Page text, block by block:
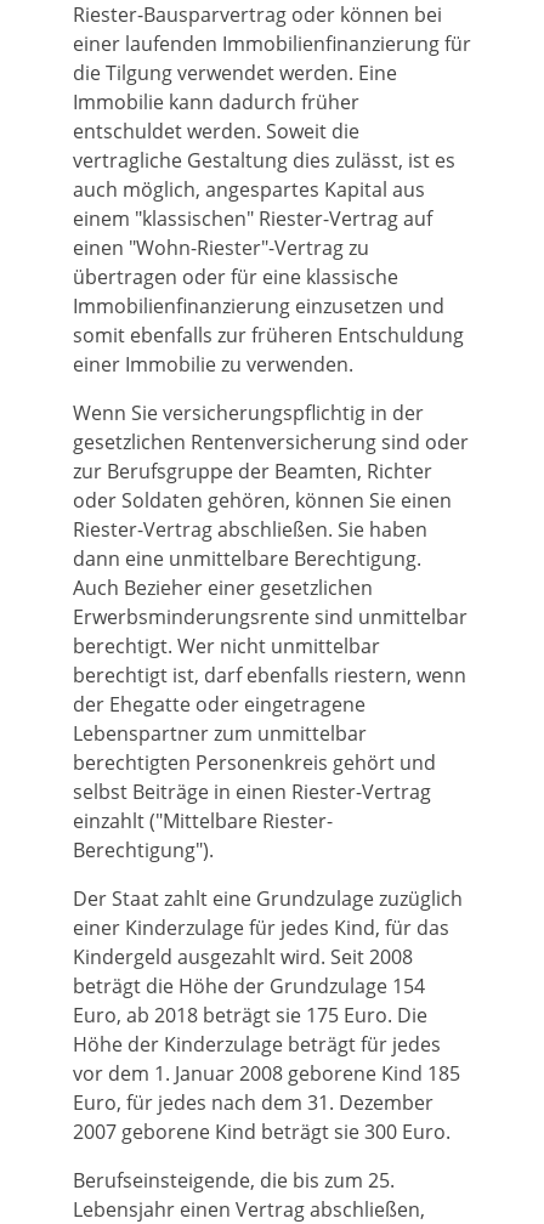
Riester-Bausparvertrag oder können bei
einer laufenden Immobilienfinanzierung für
die Tilgung verwendet werden. Eine
Immobilie kann dadurch früher
entschuldet werden. Soweit die
vertragliche Gestaltung dies zulässt, ist es
auch möglich, angespartes Kapital aus
einem "klassischen" Riester-Vertrag auf
einen "Wohn-Riester"-Vertrag zu
übertragen oder für eine klassische
Immobilienfinanzierung einzusetzen und
somit ebenfalls zur früheren Entschuldung
einer Immobilie zu verwenden.
Wenn Sie versicherungspflichtig in der
gesetzlichen Rentenversicherung sind oder
zur Berufsgruppe der Beamten, Richter
oder Soldaten gehören, können Sie einen
Riester-Vertrag abschließen. Sie haben
dann eine unmittelbare Berechtigung.
Auch Bezieher einer gesetzlichen
Erwerbsminderungsrente sind unmittelbar
berechtigt. Wer nicht unmittelbar
berechtigt ist, darf ebenfalls riestern, wenn
der Ehegatte oder eingetragene
Lebenspartner zum unmittelbar
berechtigten Personenkreis gehört und
selbst Beiträge in einen Riester-Vertrag
einzahlt ("Mittelbare Riester-
Berechtigung").
Der Staat zahlt eine Grundzulage zuzüglich
einer Kinderzulage für jedes Kind, für das
Kindergeld ausgezahlt wird. Seit 2008
beträgt die Höhe der Grundzulage 154
Euro, ab 2018 beträgt sie 175 Euro. Die
Höhe der Kinderzulage beträgt für jedes
vor dem 1. Januar 2008 geborene Kind 185
Euro, für jedes nach dem 31. Dezember
2007 geborene Kind beträgt sie 300 Euro.
Berufseinsteigende, die bis zum 25.
Lebensjahr einen Vertrag abschließen,